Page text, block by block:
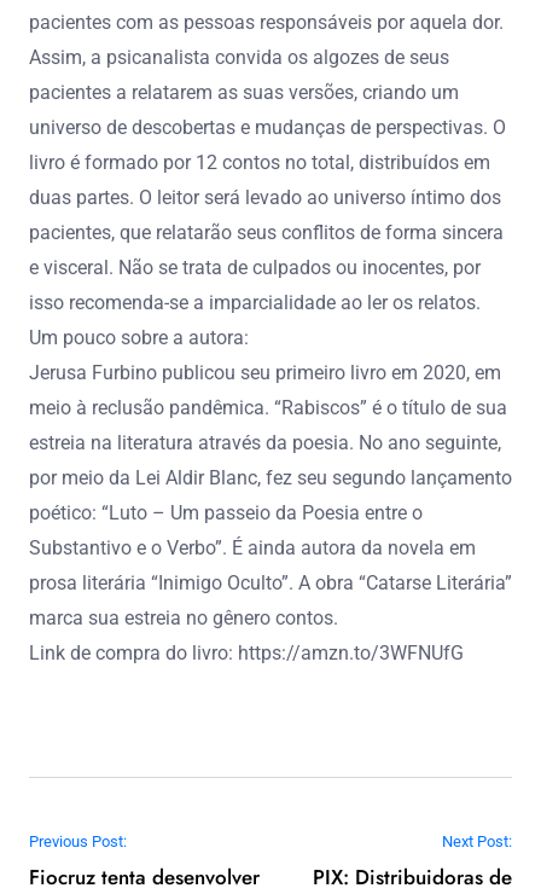
pacientes com as pessoas responsáveis por aquela dor.
Assim, a psicanalista convida os algozes de seus
pacientes a relatarem as suas versões, criando um
universo de descobertas e mudanças de perspectivas. O
livro é formado por 12 contos no total, distribuídos em
duas partes. O leitor será levado ao universo íntimo dos
pacientes, que relatarão seus conflitos de forma sincera
e visceral. Não se trata de culpados ou inocentes, por
isso recomenda-se a imparcialidade ao ler os relatos.
Um pouco sobre a autora:
Jerusa Furbino publicou seu primeiro livro em 2020, em
meio à reclusão pandêmica. “Rabiscos” é o título de sua
estreia na literatura através da poesia. No ano seguinte,
por meio da Lei Aldir Blanc, fez seu segundo lançamento
poético: “Luto – Um passeio da Poesia entre o
Substantivo e o Verbo”. É ainda autora da novela em
prosa literária “Inimigo Oculto”. A obra “Catarse Literária”
marca sua estreia no gênero contos.
Link de compra do livro: https://amzn.to/3WFNUfG
Navegação de Post
Previous Post:
Fiocruz tenta desenvolver
Next Post:
PIX: Distribuidoras de